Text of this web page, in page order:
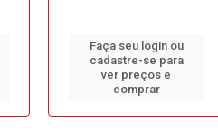
Faça seu login ou
cadastre-se para
ver preços e
comprar